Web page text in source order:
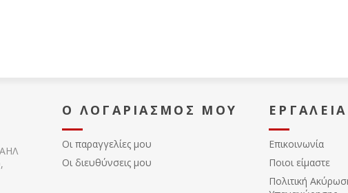
Ο ΛΟΓΑΡΙΑΣΜΌΣ ΜΟΥ
Οι παραγγελίες μου
Οι διευθύνσεις μου
Επικοινωνία
Ποιοι είμαστε
Πολιτική